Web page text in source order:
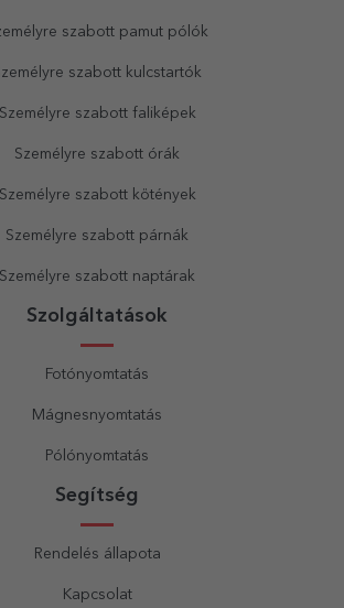
szabott pamut pólók
szabott kulcstartók
Személyre szabott faliképek
Személyre szabott órák
Személyre szabott kötények
Személyre szabott párnák
Személyre szabott naptárak
Szolgáltatások
Fotónyomtatás
Mágnesnyomtatás
Pólónyomtatás
Segítség
Rendelés állapota
Kapcsolat